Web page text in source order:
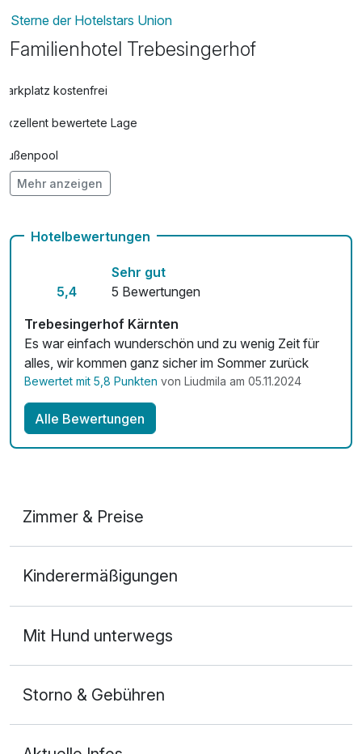
Sterne der Hotelstars Union
Familienhotel Trebesingerhof
Parkplatz kostenfrei
Exzellent bewertete Lage
Außenpool
Vielseitiger Wellnessbereich
Fitnessgeräte stehen bereit
Kostenloses W-LAN
Mit Hotelbar
Mehr anzeigen
Hotelbewertungen
5,4
Sehr gut
5 Bewertungen
Trebesingerhof Kärnten
Es war einfach wunderschön und zu wenig Zeit für
alles, wir kommen ganz sicher im Sommer zurück
Bewertet mit 5,8 Punkten von Liudmila am 05.11.2024
Alle Bewertungen
Zimmer & Preise
2 Erwachsene und 1 Kind
Kinderermäßigungen
Mit Hund unterwegs
Storno & Gebühren